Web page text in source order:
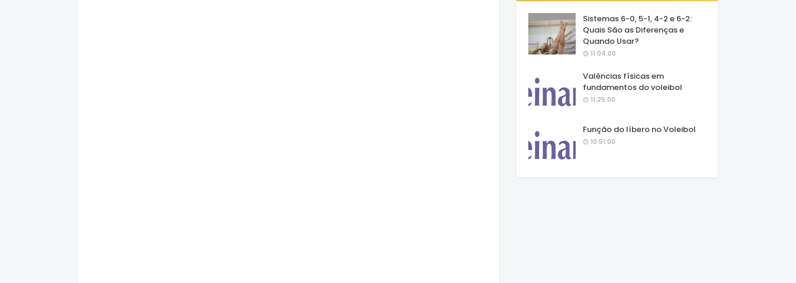
Sistemas 6-0, 5-1, 4-2 e 6-2:
Quais São as Diferenças e
Quando Usar?
11:04:00
Valências físicas em
fundamentos do voleibol
11:25:00
Função do líbero no Voleibol
10:51:00